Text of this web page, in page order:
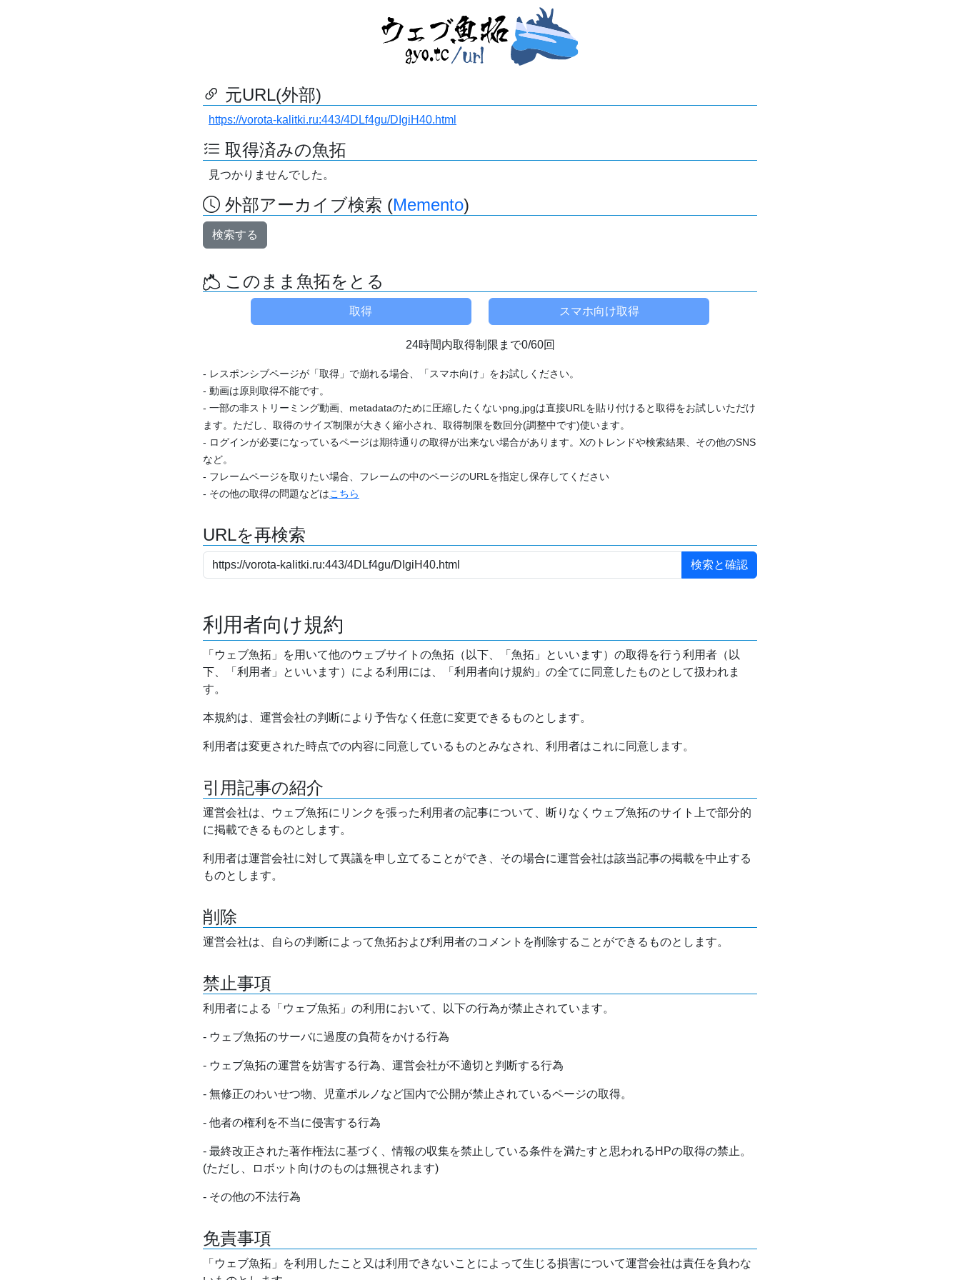
元URL(外部)
https://vorota-kalitki.ru:443/4DLf4gu/DIgiH40.html
取得済みの魚拓
見つかりませんでした。
外部アーカイブ検索 (Memento)
検索する
このまま魚拓をとる
24時間内取得制限まで0/60回
- レスポンシブページが「取得」で崩れる場合、「スマホ向け」をお試しください。
- 動画は原則取得不能です。
- 一部の非ストリーミング動画、metadataのために圧縮したくないpng,jpgは直接URLを貼り付けると取得をお試しいただけ
ます。ただし、取得のサイズ制限が大きく縮小され、取得制限を数回分(調整中です)使います。
- ログインが必要になっているページは期待通りの取得が出来ない場合があります。Xのトレンドや検索結果、その他のSNS
など。
- フレームページを取りたい場合、フレームの中のページのURLを指定し保存してください
- その他の取得の問題などはこちら
URLを再検索
利用者向け規約
「ウェブ魚拓」を用いて他のウェブサイトの魚拓（以下、「魚拓」といいます）の取得を行う利用者（以
下、「利用者」といいます）による利用には、「利用者向け規約」の全てに同意したものとして扱われま
す。
本規約は、運営会社の判断により予告なく任意に変更できるものとします。
利用者は変更された時点での内容に同意しているものとみなされ、利用者はこれに同意します。
引用記事の紹介
運営会社は、ウェブ魚拓にリンクを張った利用者の記事について、断りなくウェブ魚拓のサイト上で部分的
に掲載できるものとします。
利用者は運営会社に対して異議を申し立てることができ、その場合に運営会社は該当記事の掲載を中止する
ものとします。
削除
運営会社は、自らの判断によって魚拓および利用者のコメントを削除することができるものとします。
禁止事項
利用者による「ウェブ魚拓」の利用において、以下の行為が禁止されています。
- ウェブ魚拓のサーバに過度の負荷をかける行為
- ウェブ魚拓の運営を妨害する行為、運営会社が不適切と判断する行為
- 無修正のわいせつ物、児童ポルノなど国内で公開が禁止されているページの取得。
- 他者の権利を不当に侵害する行為
- 最終改正された著作権法に基づく、情報の収集を禁止している条件を満たすと思われるHPの取得の禁止。
(ただし、ロボット向けのものは無視されます)
- その他の不法行為
免責事項
「ウェブ魚拓」を利用したこと又は利用できないことによって生じる損害について運営会社は責任を負わな